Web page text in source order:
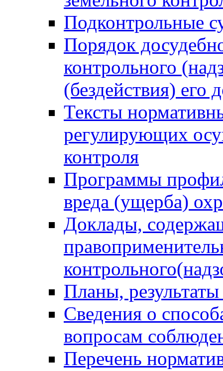
Подконтрольные
Порядок
контрольного
(бездействия)
Тексты
регулирующих
контроля
Программы
вреда (ущерба)
Доклады,
Планы,
Сведения о
вопросам
Перечень